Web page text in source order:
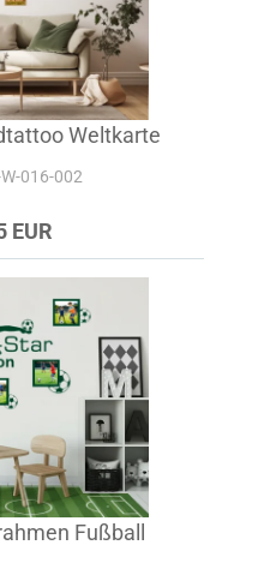
Weltkarte
016-002
EUR
Fußball